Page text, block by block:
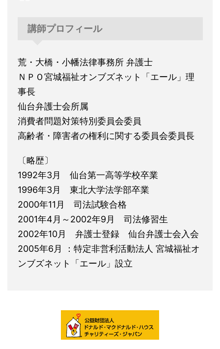
講師プロフィール
荒・大橋・小幡法律事務所 弁護士
ＮＰＯ宮城福祉オンブズネット「エール」理
事長
仙台弁護士会所属
消費者問題対策特別委員会委員
高齢者・障害者の権利に関する委員会委員長
〔略歴〕
1992年3月 仙台第一高等学校卒業
1996年3月 東北大学法学部卒業
2000年11月 司法試験合格
2001年4月～2002年9月 司法修習生
2002年10月 弁護士登録 仙台弁護士会入会
2005年6月 ：特定非営利活動法人 宮城福祉オ
ンブズネット「エール」設立